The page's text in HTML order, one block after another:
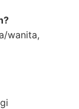
wanita,